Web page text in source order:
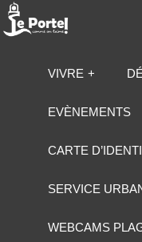
VIVRE
EVÈNEMENTS
CARTE
SERVICE
WEBCAMS